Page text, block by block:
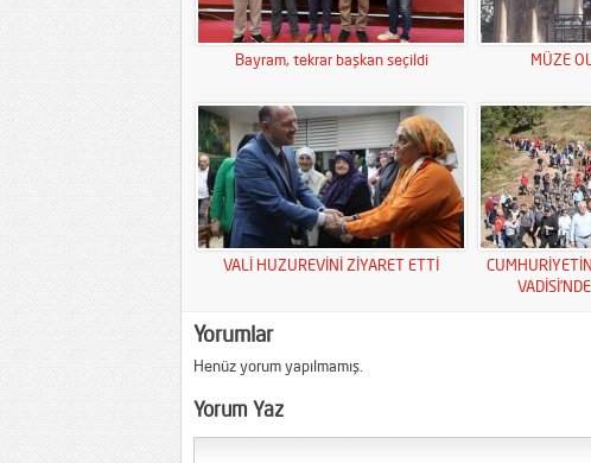
Bayram, tekrar başkan seçildi MÜZE
VALİ HUZUREVİNİ ZİYARET ETTİ
Yorumlar
Henüz yorum yapılmamış.
Yorum Yaz